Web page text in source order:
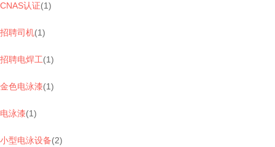
CNAS认证(1)
招聘司机(1)
招聘电焊工(1)
金色电泳漆(1)
电泳漆(1)
小型电泳设备(2)